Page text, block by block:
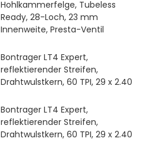
Hohlkammerfelge, Tubeless
Ready, 28-Loch, 23 mm
Innenweite, Presta-Ventil
Bontrager LT4 Expert,
reflektierender Streifen,
Drahtwulstkern, 60 TPI, 29 x 2.40
Bontrager LT4 Expert,
reflektierender Streifen,
Drahtwulstkern, 60 TPI, 29 x 2.40